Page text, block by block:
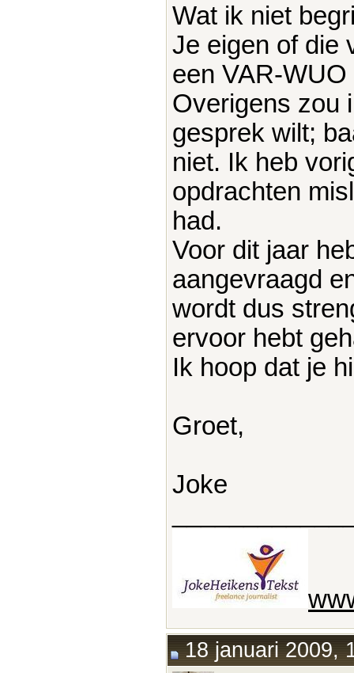
Wat ik niet
Je eigen of die
een VAR-WUO
Overigens zou
gesprek wilt;
niet. Ik heb
opdrachten
had.
Voor dit jaar
aangevraagd
wordt dus
ervoor hebt
Ik hoop dat je
Groet,
Joke
18 januari 2009,